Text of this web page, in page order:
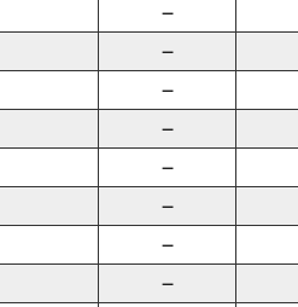
－
－
－
－
－
－
－
－